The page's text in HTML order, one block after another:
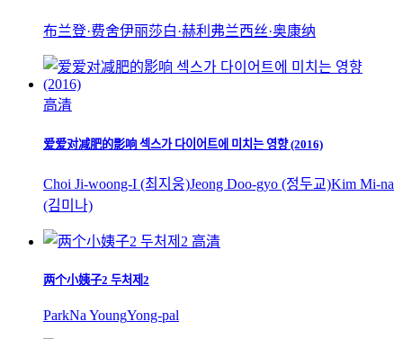
布兰登·费舍伊丽莎白·赫利 弗兰西丝·奥康纳
高清
爱爱对减肥的影响 섹스가 다이어트에 미치는 영향 (2016)
Choi Ji-woong-I (최지웅)Jeong Doo-gyo (정두교)Kim Mi-na
(김미나)
高清
两个小姨子2 두처제2
ParkNa YoungYong-pal